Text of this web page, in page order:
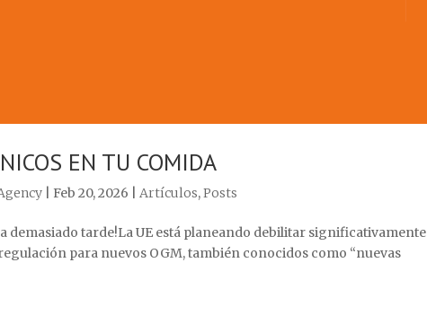
EN TU COMIDA
| Feb 20, 2026 Artículos,Posts
demasiado tarde!La UE está planeando debilitar significativamente
para nuevos OGM, también conocidos como “nuevas